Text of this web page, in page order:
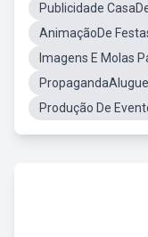
Publicidade
AnimaçãoDe
Imagens E Molas
Produção De